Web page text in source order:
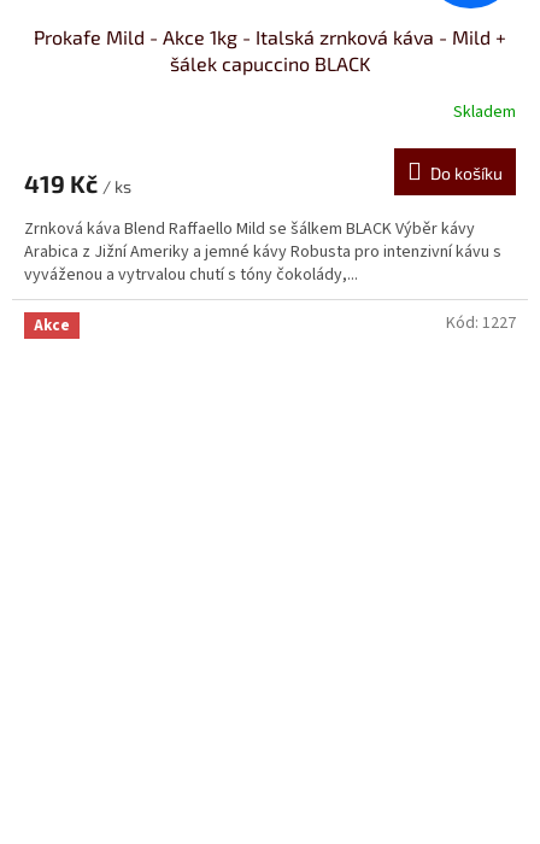
Prokafe Mild - Akce 1kg - Italská zrnková káva - Mild +
šálek capuccino BLACK
Skladem
419 Kč / ks
Do košíku
Zrnková káva Blend Raffaello Mild se šálkem BLACK Výběr kávy
Arabica z Jižní Ameriky a jemné kávy Robusta pro intenzivní kávu s
vyváženou a vytrvalou chutí s tóny čokolády,...
Akce Kód: 1227